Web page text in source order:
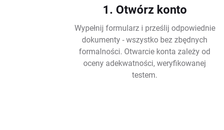
1. Otwórz konto
Wypełnij formularz i prześlij odpowiednie
dokumenty - wszystko bez zbędnych
formalności. Otwarcie konta zależy od
oceny adekwatności, weryfikowanej
testem.